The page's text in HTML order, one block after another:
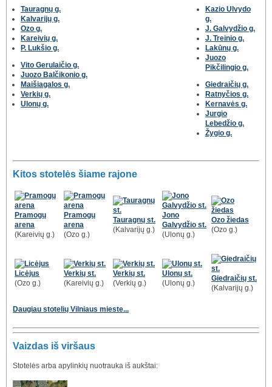
Tauragnų g.
Kalvarijų g.
Ozo g.
Kareivių g.
P. Lukšio g.
Vito Gerulaičio g.
Juozo Balčikonio g.
Maišiagalos g.
Verkių g.
Ulonų g.
Kazio Ulvydo
g.
J. Galvydžio g.
J. Treinio g.
Lakūnų g.
Juozo
Pikčilingio g.
Giedraičių g.
Ratnyčios g.
Kernavės g.
Jurgio
Lebedžio g.
Žygio g.
Kitos stotelės šiame rajone
Pramogų
arena
(Kareivių g.)
Pramogų
arena
(Ozo g.)
Tauragnų st.
(Kalvarijų g.)
Jono
Galvydžio st.
(Ulonų g.)
Ozo žiedas
(Ozo g.)
Licėjus
(Ozo g.)
Verkių st.
(Kareivių g.)
Verkių st.
(Verkių g.)
Ulonų st.
(Ulonų g.)
Giedraičių st.
(Kalvarijų g.)
Daugiau stotelių Vilniaus mieste...
Vaizdas iš viršaus
Stotelės arba apylinkių nuotrauka iš aukštai: